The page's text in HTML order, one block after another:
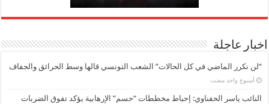
اخبار عاجلة
“لن نكرر الماضي في كل الحالات” الشعب التونسي قالها وسط الحرائق والجفاف
‏أسبوع واحد مضت
النائب ياسر الحفناوي: إحباط مخططات “حسم” الإرهابية يؤكد تفوق الضربات